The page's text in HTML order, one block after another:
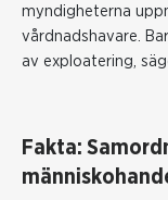
myndigheterna
vårdnadshavare.
av exploatering,
Fakta: